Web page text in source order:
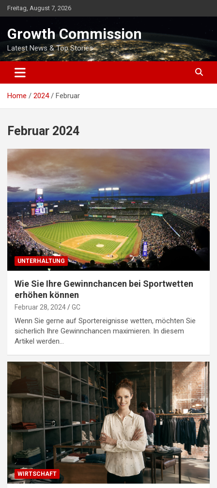
Skip
to
Freitag, August 7, 2026
Growth Commission
Latest News & Top Stories
Home 2024 Februar
Februar 2024
UNTERHALTUNG
Wie Sie Ihre Gewinnchancen bei Sportwetten
erhöhen können
Februar 28, 2024 GC
Wenn Sie gerne auf Sportereignisse wetten, möchten Sie
sicherlich Ihre Gewinnchancen maximieren. In diesem
Artikel werden…
WIRTSCHAFT